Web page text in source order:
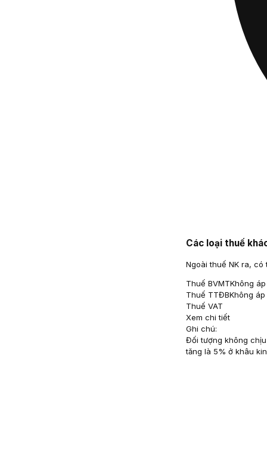
Các loại thuế
Ngoài thuế NK ra,
Thuế BVMTKhông
Thuế TTĐBKhông
Thuế VAT
Xem chi tiết
Ghi chú:
Đối tượng không
tăng là 5% ở khâu